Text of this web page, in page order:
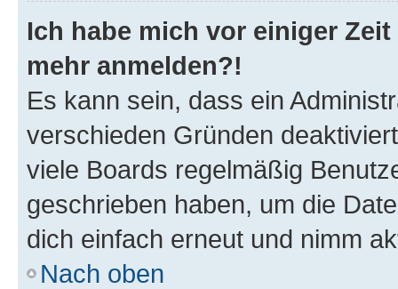
Ich habe mich vor einiger
mehr anmelden?!
Es kann sein, dass ein
verschieden Gründen
viele Boards regelmäßig
geschrieben haben, um die
dich einfach erneut und nimm
Nach oben